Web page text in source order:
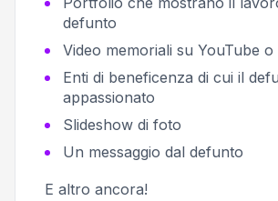
defunto
Video memoriali su YouTube o
Enti di beneficenza di cui il
appassionato
Slideshow di foto
Un messaggio dal defunto
E altro ancora!